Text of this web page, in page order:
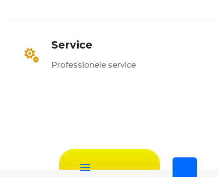

Service
Professionele service